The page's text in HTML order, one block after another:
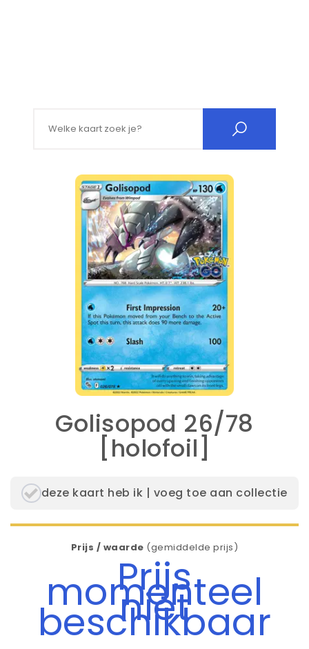
Golisopod 26/78
[holofoil]
deze kaart heb ik | voeg toe aan collectie
Prijs / waarde (gemiddelde prijs)
Prijs
momenteel
niet
beschikbaar